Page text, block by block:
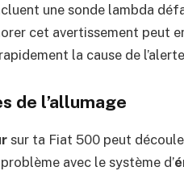
une sonde lambda
cet avertissement peut
la cause de
de l’allumage
sur ta Fiat 500 peut
avec le système d’